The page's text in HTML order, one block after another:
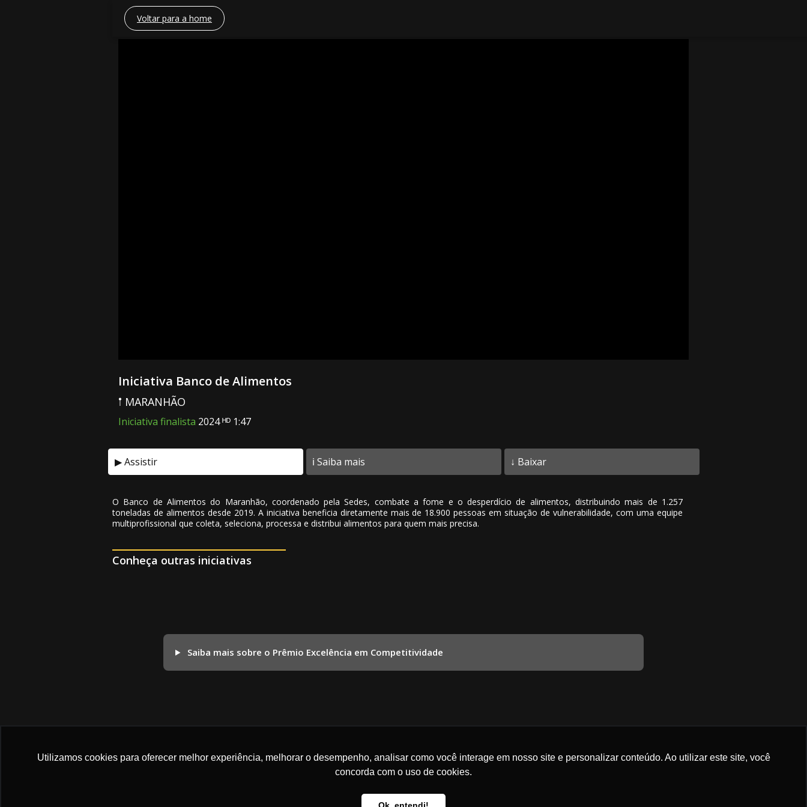
Utilizamos cookies para oferecer melhor experiência, melhorar o desempenho, analisar como você interage em nosso site e personalizar conteúdo. Ao utilizar este site, você
concorda com o uso de cookies.
Voltar para a home
Iniciativa Banco de Alimentos
𖡡 MARANHÃO
Iniciativa finalista 2024 ᴴᴰ 1:47
▶ Assistir ℹ️ Saiba mais ↓ Baixar
O Banco de Alimentos do Maranhão, coordenado pela Sedes, combate a fome e o desperdício de alimentos, distribuindo mais de 1.257
toneladas de alimentos desde 2019. A iniciativa beneficia diretamente mais de 18.900 pessoas em situação de vulnerabilidade, com uma equipe
multiprofissional que coleta, seleciona, processa e distribui alimentos para quem mais precisa.
Conheça outras iniciativas
Saiba mais sobre o Prêmio Excelência em Competitividade